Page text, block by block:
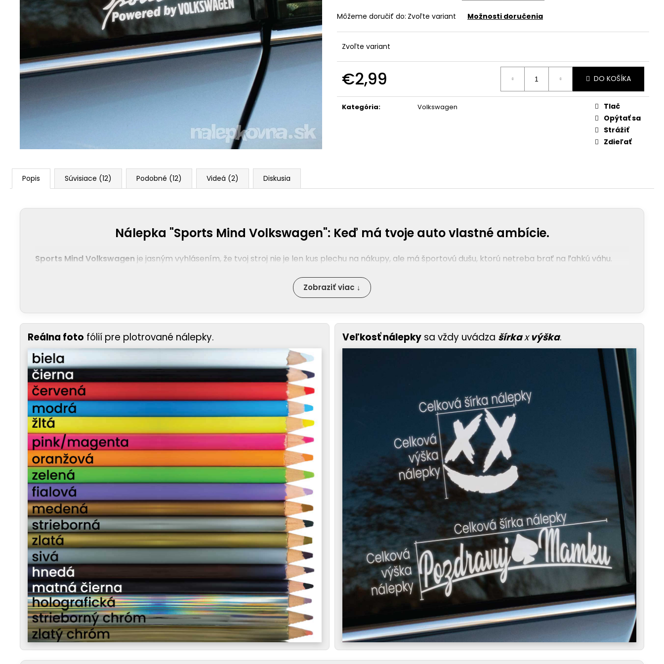
Môžeme doručiť do: Zvoľte variant Možnosti doručenia
Zvoľte variant
€2,99
cena:
DO KOŠÍKA
Kategória: Volkswagen
Tlač
Opýtať sa
Strážiť
Zdieľať
Popis Súvisiace (12) Podobné (12) Videá (2) Diskusia
Nálepka "Sports Mind Volkswagen": Keď má tvoje auto vlastné ambície.
Sports Mind Volkswagen je jasným vyhlásením, že tvoj stroj nie je len kus plechu na nákupy, ale má športovú dušu, ktorú netreba brať na ľahkú váhu.
Zobraziť viac ↓
Reálna foto fólií pre plotrované nálepky. Veľkosť nálepky sa vždy uvádza šírkaxvýška.